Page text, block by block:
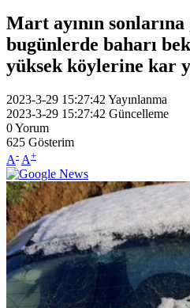
Mart ayının
bugünlerde baharı
yüksek köylerine kar
2023-3-29 15:27:42 Yayınlanma
2023-3-29 15:27:42 Güncelleme
0Yorum
625 Gösterim
A- A+